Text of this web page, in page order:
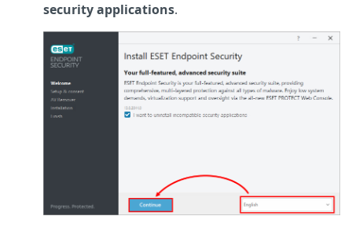
security applications.